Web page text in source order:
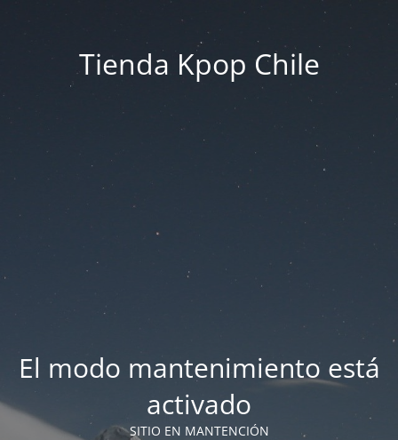
Tienda Kpop Chile
El modo mantenimiento está
activado
SITIO EN MANTENCIÓN